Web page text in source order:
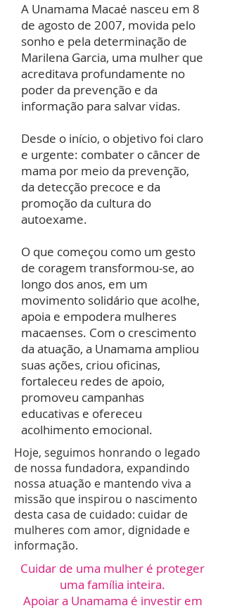
A Unamama Macaé nasceu em 8
de agosto de 2007, movida pelo
sonho e pela determinação de
Marilena Garcia, uma mulher que
acreditava profundamente no
poder da prevenção e da
informação para salvar vidas.
Desde o início, o objetivo foi claro
e urgente: combater o câncer de
mama por meio da prevenção,
da detecção precoce e da
promoção da cultura do
autoexame.
O que começou como um gesto
de coragem transformou-se, ao
longo dos anos, em um
movimento solidário que acolhe,
apoia e empodera mulheres
macaenses. Com o crescimento
da atuação, a Unamama ampliou
suas ações, criou oficinas,
fortaleceu redes de apoio,
promoveu campanhas
educativas e ofereceu
acolhimento emocional.
​Hoje, seguimos honrando o legado
de nossa fundadora, expandindo
nossa atuação e mantendo viva a
missão que inspirou o nascimento
desta casa de cuidado: cuidar de
mulheres com amor, dignidade e
informação.
Cuidar de uma mulher é proteger
uma família inteira.
Apoiar a Unamama é investir em